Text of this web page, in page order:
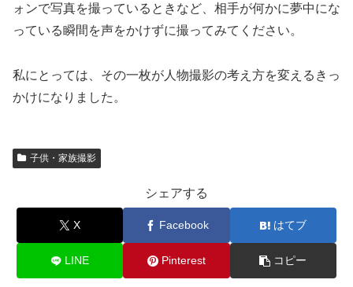
ォンで写真を撮っているときなど、相手が何かに夢中にな
っている瞬間を声をかけずに撮ってみてください。
私にとっては、その一枚が人物撮影の考え方を変えるきっ
かけになりました。
子供・家族撮影
シェアする
X Facebook はてブ
LINE Pinterest コピー